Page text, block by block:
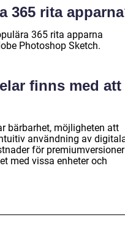
365 rita
365 rita apparna
Photoshop Sketch.
finns med att
bärbarhet, möjligheten att
användning av
för
med vissa enheter och